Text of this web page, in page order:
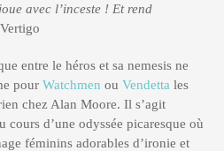
avec l’inceste ! Et rend
entre le héros et sa nemesis ne
pour Watchmen ou Vendetta les
chez Alan Moore. Il s’agit
cours d’une odyssée picaresque où
féminins adorables d’ironie et